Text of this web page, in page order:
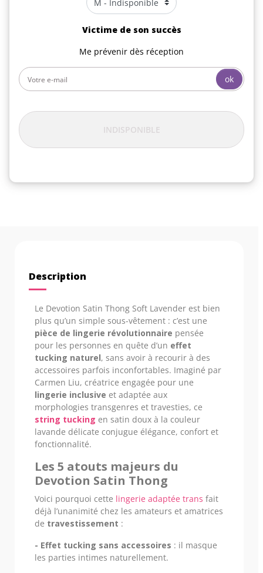
Victime de son succès
Me prévenir dès réception
ok
INDISPONIBLE
Description
Le Devotion Satin Thong Soft Lavender est bien
plus qu’un simple sous-vêtement : c’est une
pièce de lingerie révolutionnaire pensée
pour les personnes en quête d’un effet
tucking naturel, sans avoir à recourir à des
accessoires parfois inconfortables. Imaginé par
Carmen Liu, créatrice engagée pour une
lingerie inclusive et adaptée aux
morphologies transgenres et travesties, ce
string tucking en satin doux à la couleur
lavande délicate conjugue élégance, confort et
fonctionnalité.
Les 5 atouts majeurs du
Devotion Satin Thong
Voici pourquoi cette lingerie adaptée trans fait
déjà l’unanimité chez les amateurs et amatrices
de travestissement :
- Effet tucking sans accessoires : il masque
les parties intimes naturellement.